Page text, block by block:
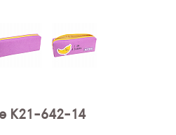
K21-642-14